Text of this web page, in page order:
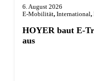
6. August 2026
E-Mobilität, International,
HOYER baut E-
aus